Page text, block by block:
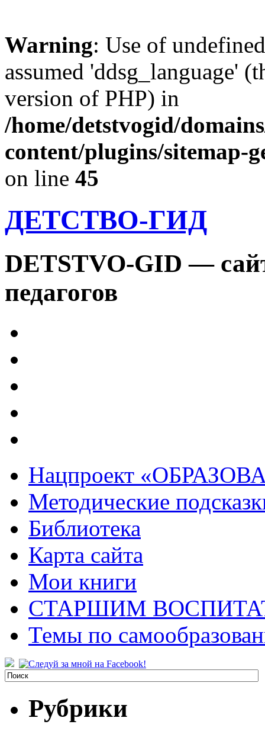
Warning: Use of
assumed 'ddsg_language'
version of PHP) in
/home/detstvogid/
content/plugins/sitemap-
on line 45
ДЕТСТВО-ГИД
DETSTVO-GID —
педагогов
Нацпроект
Методические
Библиотека
Карта сайта
Мои книги
СТАРШИМ
Темы по
Рубрики